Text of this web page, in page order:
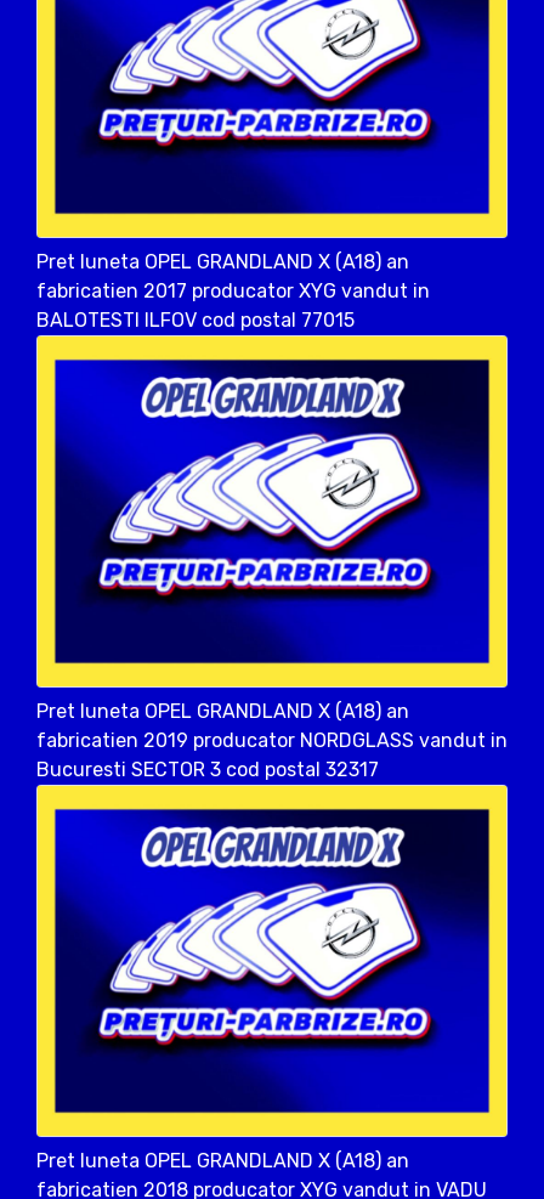
Pret luneta OPEL GRANDLAND X (A18) an
fabricatien 2017 producator XYG vandut in
BALOTESTI ILFOV cod postal 77015
Pret luneta OPEL GRANDLAND X (A18) an
fabricatien 2019 producator NORDGLASS vandut in
Bucuresti SECTOR 3 cod postal 32317
Pret luneta OPEL GRANDLAND X (A18) an
fabricatien 2018 producator XYG vandut in VADU